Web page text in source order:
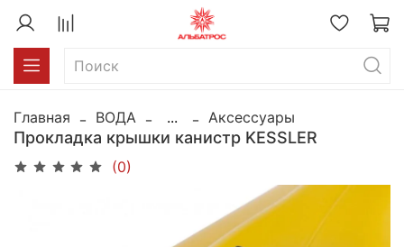
Главная ВОДА ... Аксессуары
Прокладка крышки канистр KESSLER
(0)